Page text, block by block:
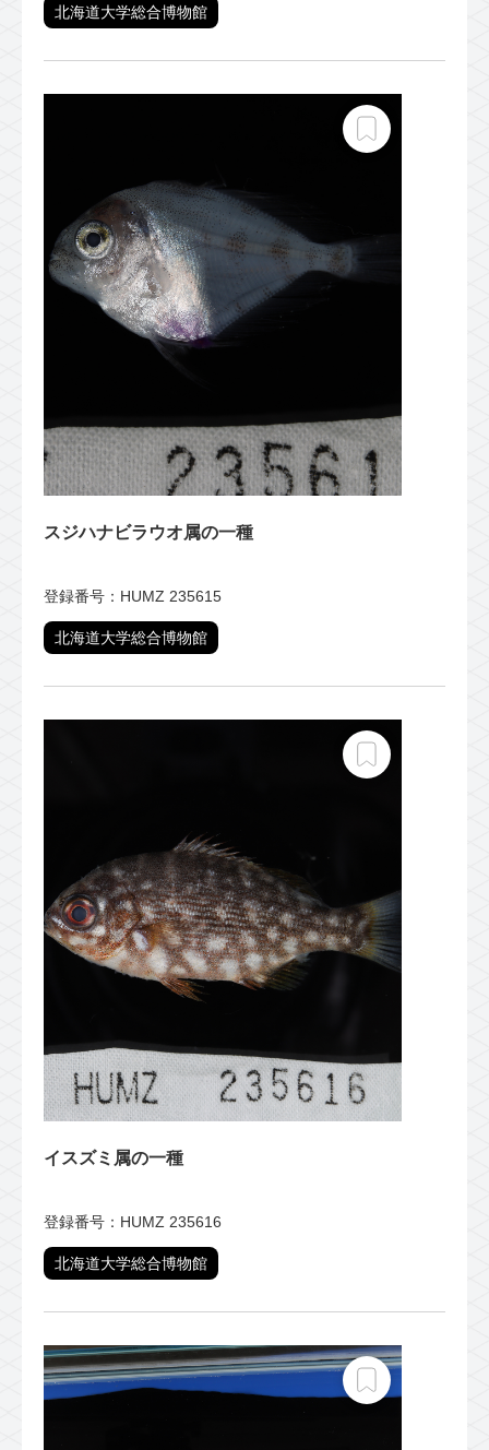
北海道大学総合博物館
スジハナビラウオ属の一種
登録番号：HUMZ 235615
北海道大学総合博物館
イスズミ属の一種
登録番号：HUMZ 235616
北海道大学総合博物館